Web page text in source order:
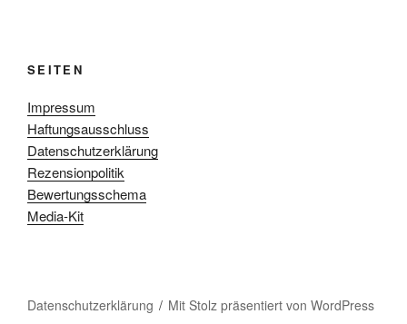
SEITEN
Impressum
Haftungsausschluss
Datenschutzerklärung
Rezensionpolitik
Bewertungsschema
Media-Kit
Datenschutzerklärung Mit Stolz präsentiert von WordPress